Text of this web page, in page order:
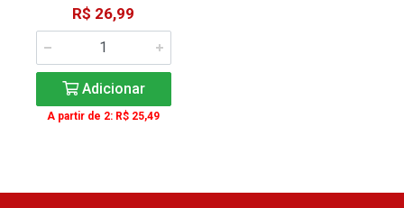
R$ 26,99
Adicionar
A partir de 2: R$ 25,49